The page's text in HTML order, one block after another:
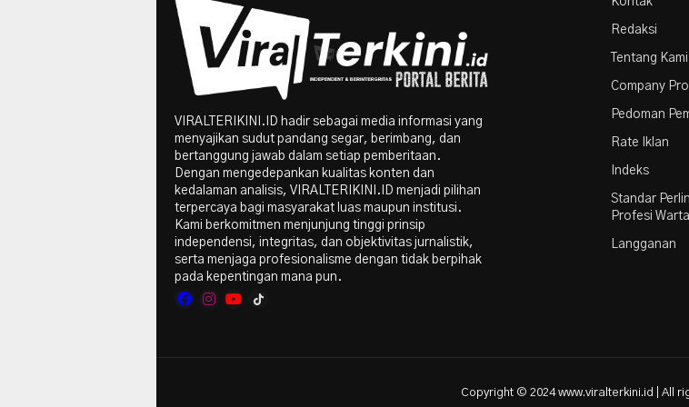
Redaksi
Tentang Kami
Company
Pedoman
Rate Iklan
Indeks
Standar
Profesi
Langganan
VIRALTERIKINI.ID hadir sebagai media informasi yang
menyajikan sudut pandang segar, berimbang, dan
bertanggung jawab dalam setiap pemberitaan.
Dengan mengedepankan kualitas konten dan
kedalaman analisis, VIRALTERIKINI.ID menjadi pilihan
terpercaya bagi masyarakat luas maupun institusi.
Kami berkomitmen menjunjung tinggi prinsip
independensi, integritas, dan objektivitas jurnalistik,
serta menjaga profesionalisme dengan tidak berpihak
pada kepentingan mana pun.
Copyright © 2024 www.viralterkini.id | All